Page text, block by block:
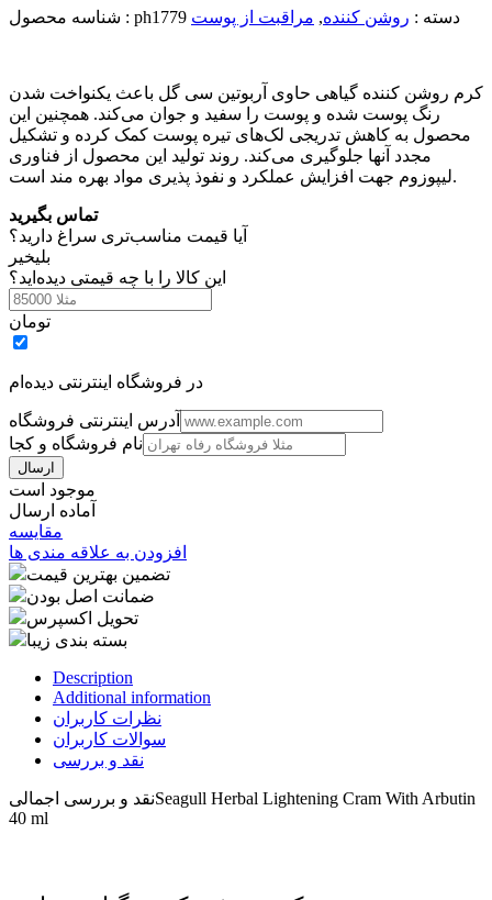
شناسه محصول : ph1779 دسته : روشن کننده, مراقبت از پوست
کرم روشن کننده گیاهی حاوی آربوتین سی گل باعث یکنواخت شدن
رنگ پوست شده و پوست را سفید و جوان می‌کند. همچنین این
محصول به کاهش تدریجی لک‌های تیره پوست کمک کرده و تشکیل
مجدد آنها جلوگیری می‌کند. روند تولید این محصول از فناوری
لیپوزوم جهت افزایش عملکرد و نفوذ پذیری مواد بهره مند است.
تماس بگیرید
آیا قیمت مناسب‌تری سراغ دارید؟
بلیخیر
این کالا را با چه قیمتی دیده‌اید؟
تومان
در فروشگاه اینترنتی دیده‌ام
آدرس اینترنتی فروشگاه
نام فروشگاه و کجا
موجود است
آماده ارسال
مقایسه
افزودن به علاقه مندی ها
تضمین بهترین قیمت
ضمانت اصل بودن
تحویل اکسپرس
بسته بندی زیبا
Description
Additional information
نظرات کاربران
سوالات کاربران
نقد و بررسی
نقد و بررسی اجمالیSeagull Herbal Lightening Cram With Arbutin
40 ml